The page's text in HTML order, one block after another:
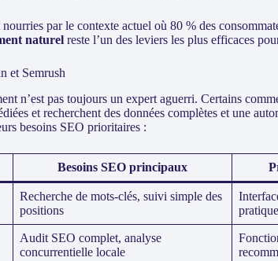
par le contexte actuel où 80 % des
naturel reste l’un des leviers les plus efficaces
et Semrush
n’est pas toujours un expert aguerri. Certains
et recherchent des données complètes et une
besoins SEO prioritaires :
Besoins SEO principaux
Recherche de mots-clés, suivi simple des
positions
Audit SEO complet, analyse
concurrentielle locale